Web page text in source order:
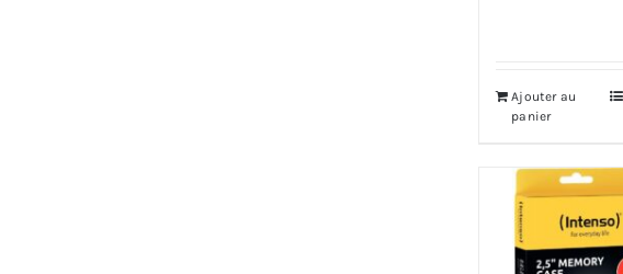
Ajouter au
panier